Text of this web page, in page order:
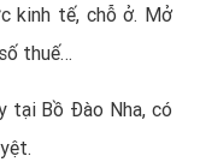
kinh tế, chỗ ở. Mở
thuế…
tại Bồ Đào Nha, có